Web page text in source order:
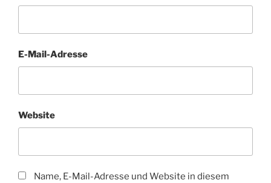
E-Mail-Adresse
Website
Name, E-Mail-Adresse und Website in diesem